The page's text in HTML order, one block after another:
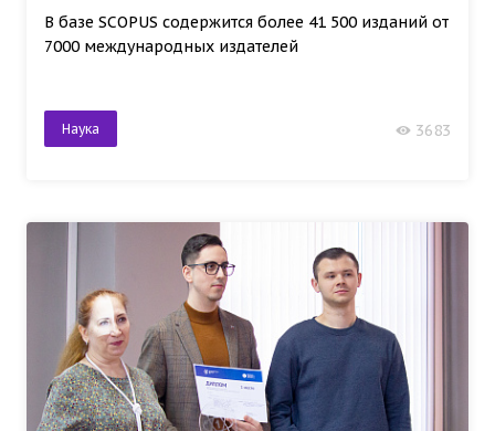
В базе SCOPUS содержится более 41 500 изданий от
7000 международных издателей
Наука 3683